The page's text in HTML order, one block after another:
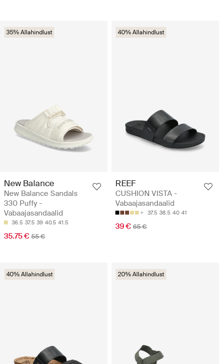
35% Allahindlust
New Balance
New Balance Sandals
330 Puffy -
Vabaajasandaalid
36.5 37.5 39 40.5 41.5
35.75 € 55 €
40% Allahindlust
REEF
CUSHION VISTA -
Vabaajasandaalid
37.5 38.5 40 41
39 € 65 €
40% Allahindlust 20% Allahindlust